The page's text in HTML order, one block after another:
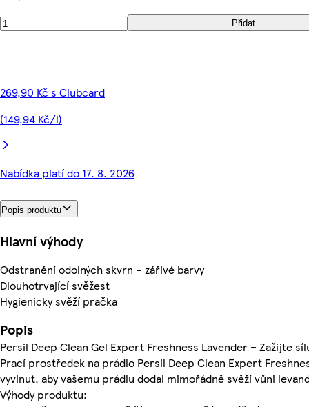
Přidat
269,90 Kč s Clubcard
(149,94 Kč/l)
Nabídka platí do 17. 8. 2026
Popis produktu
Hlavní výhody
Odstranění odolných skvrn – zářivé barvy
Dlouhotrvající svěžest
Hygienicky svěží pračka
Popis
Persil Deep Clean Gel Expert Freshness Lavender – Zažijte
Prací prostředek na prádlo Persil Deep Clean Expert
vyvinut, aby vašemu prádlu dodal mimořádně svěží vůni
Výhody produktu: